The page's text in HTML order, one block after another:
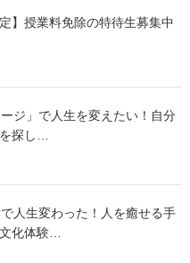
】授業料免除の特待生募集中
ージ」で人生を変えたい！自分
探し…
人生変わった！人を癒せる手
化体験…